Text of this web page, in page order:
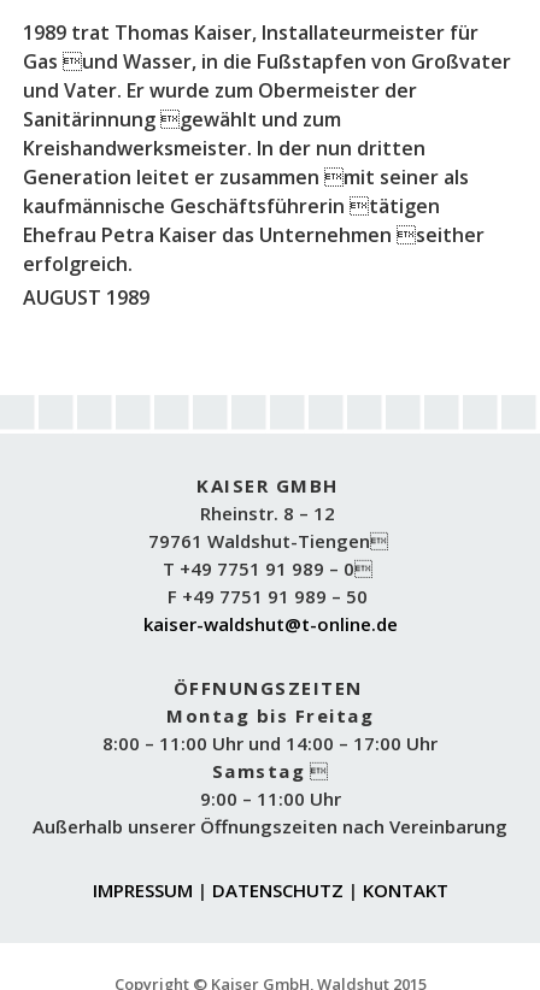
1989 trat Thomas Kaiser, Installateurmeister für
Gas und Wasser, in die Fußstapfen von Großvater
und Vater. Er wurde zum Obermeister der
Sanitärinnung gewählt und zum
Kreishandwerksmeister. In der nun dritten
Generation leitet er zusammen mit seiner als
kaufmännische Geschäftsführerin tätigen
Ehefrau Petra Kaiser das Unternehmen seither
erfolgreich.
AUGUST 1989
KAISER GMBH
Rheinstr. 8 – 12
79761 Waldshut-Tiengen
T +49 7751 91 989 – 0
F +49 7751 91 989 – 50
kaiser-waldshut@t-online.de
ÖFFNUNGSZEITEN
Montag bis Freitag
8:00 – 11:00 Uhr und 14:00 – 17:00 Uhr
Samstag 
9:00 – 11:00 Uhr
Außerhalb unserer Öffnungszeiten nach Vereinbarung
IMPRESSUM | DATENSCHUTZ | KONTAKT
Copyright © Kaiser GmbH, Waldshut 2015